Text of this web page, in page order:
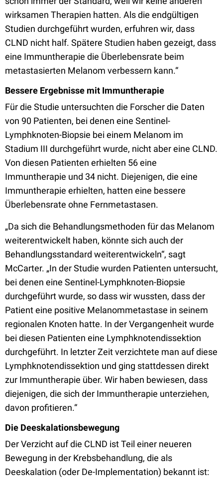
wirksamen Therapien hatten. Als die endgültigen
Studien durchgeführt wurden, erfuhren wir, dass
CLND nicht half. Spätere Studien haben gezeigt, dass
eine Immuntherapie die Überlebensrate beim
metastasierten Melanom verbessern kann.“
Bessere Ergebnisse mit Immuntherapie
Für die Studie untersuchten die Forscher die Daten
von 90 Patienten, bei denen eine Sentinel-
Lymphknoten-Biopsie bei einem Melanom im
Stadium III durchgeführt wurde, nicht aber eine CLND.
Von diesen Patienten erhielten 56 eine
Immuntherapie und 34 nicht. Diejenigen, die eine
Immuntherapie erhielten, hatten eine bessere
Überlebensrate ohne Fernmetastasen.
„Da sich die Behandlungsmethoden für das Melanom
weiterentwickelt haben, könnte sich auch der
Behandlungsstandard weiterentwickeln“, sagt
McCarter. „In der Studie wurden Patienten untersucht,
bei denen eine Sentinel-Lymphknoten-Biopsie
durchgeführt wurde, so dass wir wussten, dass der
Patient eine positive Melanommetastase in seinem
regionalen Knoten hatte. In der Vergangenheit wurde
bei diesen Patienten eine Lymphknotendissektion
durchgeführt. In letzter Zeit verzichtete man auf diese
Lymphknotendissektion und ging stattdessen direkt
zur Immuntherapie über. Wir haben bewiesen, dass
diejenigen, die sich der Immuntherapie unterziehen,
davon profitieren.“
Die Deeskalationsbewegung
Der Verzicht auf die CLND ist Teil einer neueren
Bewegung in der Krebsbehandlung, die als
Deeskalation (oder De-Implementation) bekannt ist: